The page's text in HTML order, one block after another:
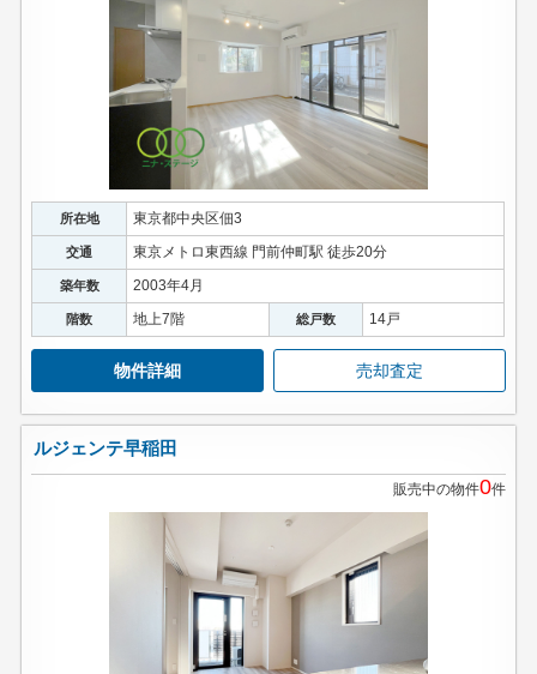
所在地 東京都中央区佃3
交通 東京メトロ東西線 門前仲町駅 徒歩20分
築年数 2003年4月
階数 地上7階 総戸数 14戸
物件詳細 売却査定
ルジェンテ早稲田
販売中の物件0件